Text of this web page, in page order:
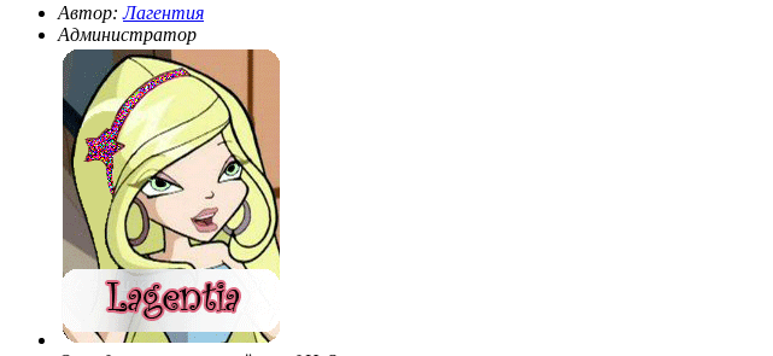
О нашем солнышке:Ода Лагги=) Долгое время я жила как
во сне. Абсолютно не к чему стремиться,всё есть. Учёба на
отлично,телик,комьютер. Я читала книги. Они
единственная отдушина. Я проглатывала детективы в
огромных количествах. Все удивлялись. Но мне было всё
равно. С детства я была крайне домашней девочкой. Гулять?
С друзьями? Неа. Лучше почитать,или телик посмотреть.
Стрелялки и бродилки на компе меня раздражали,глупые
сериалы раздражали,книги я перечитала по десять раз. А
потом раз. И я открыла для себя Интернет. И поняла:для
того,чтобы развлекаться необязательно выходить из дома.
Сначала я ничего не понимала,бродила по
чатам,форумам,сайтам...Ну а потом решила сама создать
себе форум. И создала. Потом ещё и ещё. И так много раз.
Автор:Лагентия
Администратор